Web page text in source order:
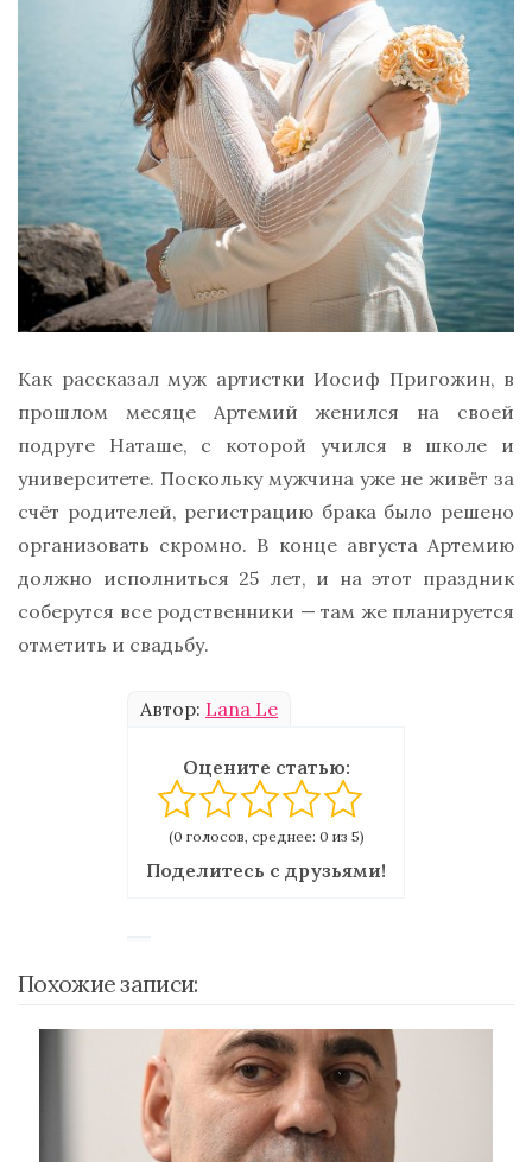
Как рассказал муж артистки Иосиф Пригожин, в
прошлом месяце Артемий женился на своей
подруге Наташе, с которой учился в школе и
университете. Поскольку мужчина уже не живёт за
счёт родителей, регистрацию брака было решено
организовать скромно. В конце августа Артемию
должно исполниться 25 лет, и на этот праздник
соберутся все родственники — там же планируется
отметить и свадьбу.
Автор: Lana Le
Оцените статью:
(0 голосов, среднее: 0 из 5)
Поделитесь с друзьями!
Похожие записи: